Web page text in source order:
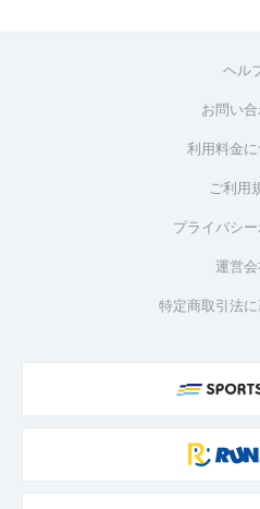
ヘル
お問い
利用料金
ご利用
プライバシ
運営会
特定商取引法